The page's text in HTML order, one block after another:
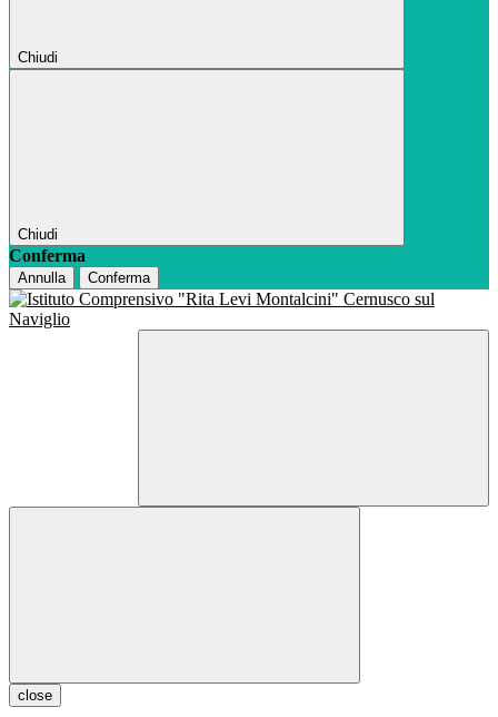
Chiudi
Chiudi
Conferma
Annulla Conferma
close